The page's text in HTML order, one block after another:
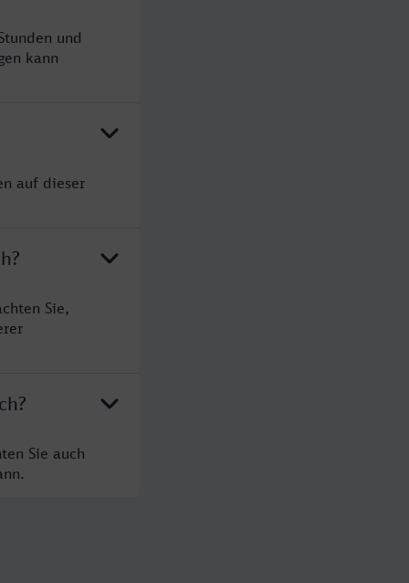
und
kann
auf dieser
Sie,
Sie auch